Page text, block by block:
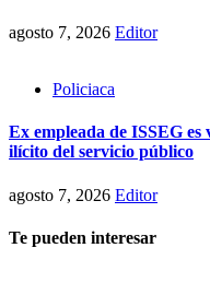
agosto 7, 2026 Editor
Policiaca
Ex empleada de ISSEG
ilícito del servicio público
agosto 7, 2026 Editor
Te pueden interesar